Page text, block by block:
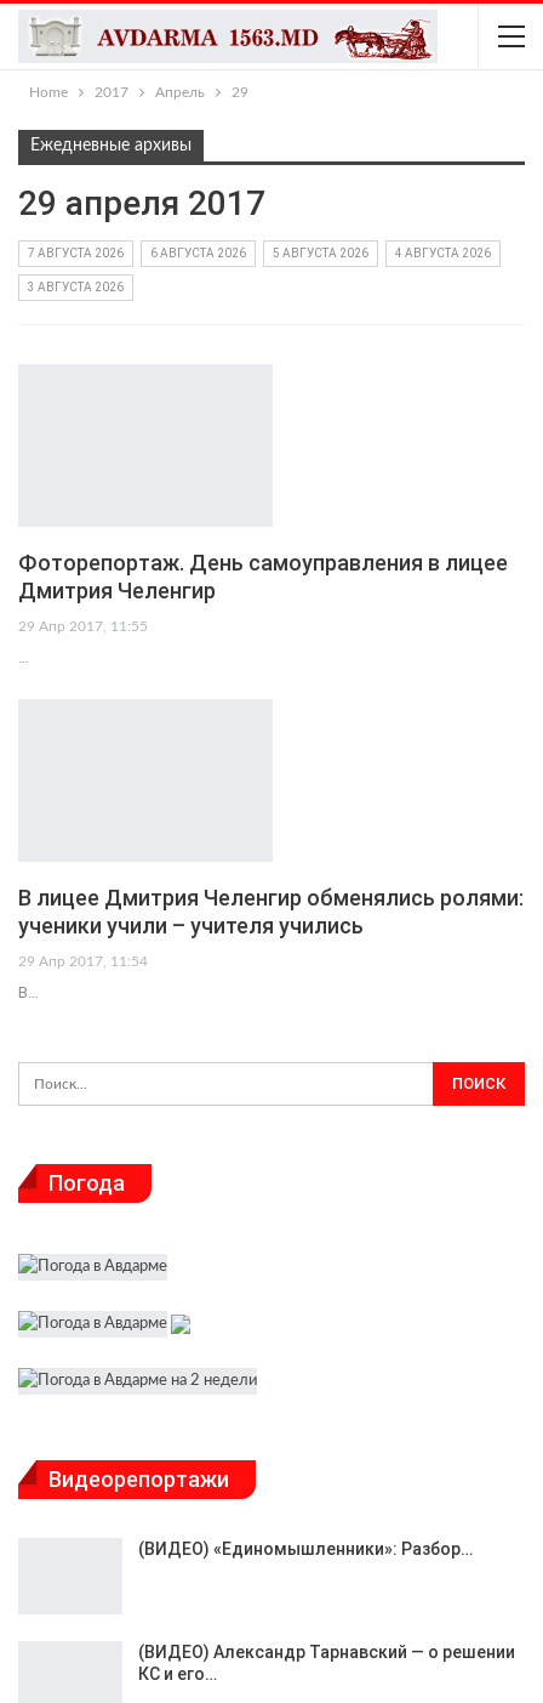
Home 2017 Апрель 29
Ежедневные архивы
29 апреля 2017
7 АВГУСТА 2026 6 АВГУСТА 2026 5 АВГУСТА 2026 4 АВГУСТА 2026
3 АВГУСТА 2026
Фоторепортаж. День самоуправления в лицее
Дмитрия Челенгир
29 Апр 2017, 11:55
…
В лицее Дмитрия Челенгир обменялись ролями:
ученики учили – учителя учились
29 Апр 2017, 11:54
В…
Погода
Видеорепортажи
(ВИДЕО) «Единомышленники»: Разбор…
(ВИДЕО) Александр Тарнавский — о решении
КС и его…